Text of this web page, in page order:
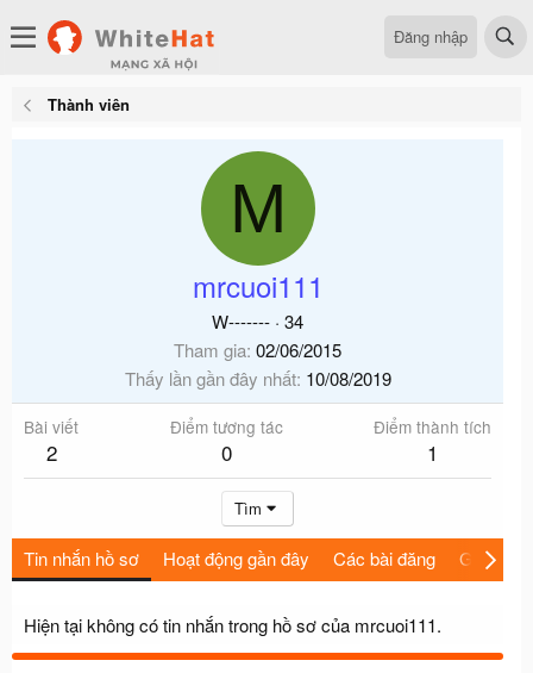
Đăng nhập
Thành viên
M
mrcuoi111
W------- · 34
Tham gia 02/06/2015
Thấy lần gần đây nhất 10/08/2019
Bài viết
2
Điểm tương tác
0
Điểm thành tích
1
Tìm
Tin nhắn hồ sơ Hoạt động gần đây Các bài đăng Giới thiệu
Hiện tại không có tin nhắn trong hồ sơ của mrcuoi111.